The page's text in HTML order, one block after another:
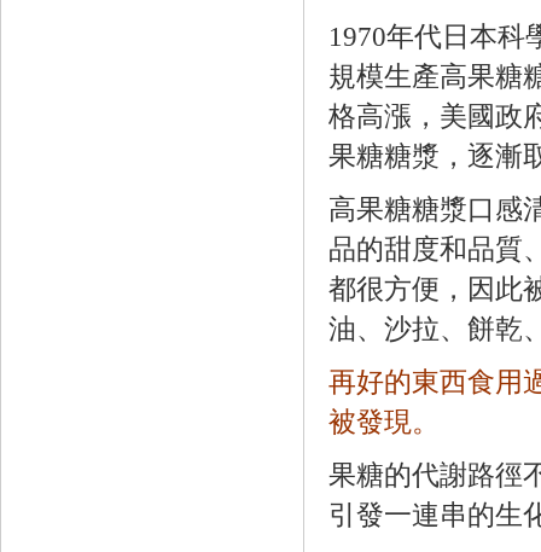
1970年代日本科
規模生產高果糖
格高漲，美國政
果糖糖漿，逐漸
高果糖糖漿口感
品的甜度和品質
都很方便，因此
油、沙拉、餅乾
再好的東西食用
被發現。
果糖的代謝路徑
引發一連串的生